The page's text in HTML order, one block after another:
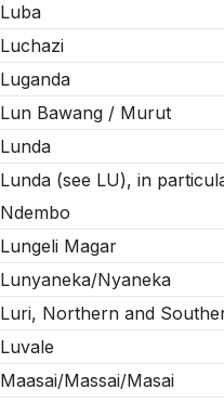
Luba
Luchazi
Luganda
Lun Bawang / Murut
Lunda
Lunda (see LU), in
Ndembo
Lungeli Magar
Lunyaneka/Nyaneka
Luri, Northern and
Luvale
Maasai/Massai/Masai